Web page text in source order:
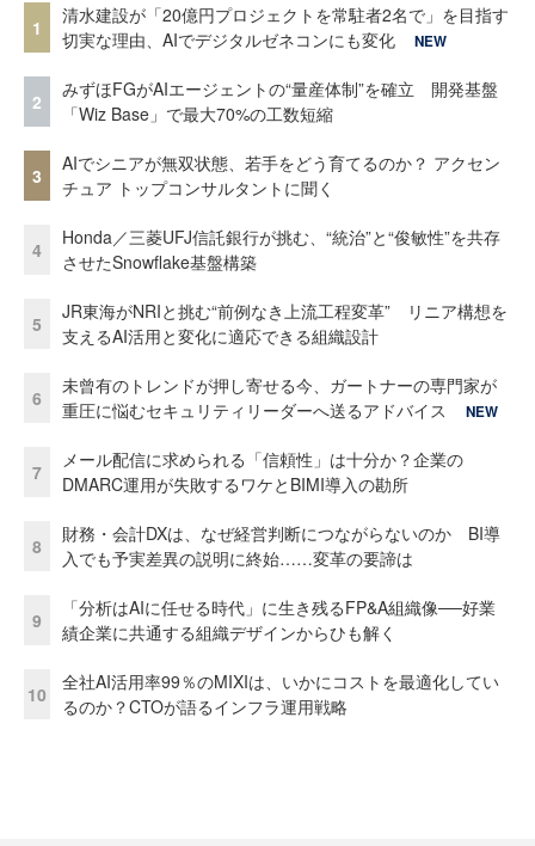
1
清水建設が「20億円プロジェクトを常駐者2名で」を目指す
切実な理由、AIでデジタルゼネコンにも変化
NEW
2
みずほFGがAIエージェントの“量産体制”を確立 開発基盤
「Wiz Base」で最大70%の工数短縮
3
AIでシニアが無双状態、若手をどう育てるのか？ アクセン
チュア トップコンサルタントに聞く
4
Honda／三菱UFJ信託銀行が挑む、“統治”と“俊敏性”を共存
させたSnowflake基盤構築
5
JR東海がNRIと挑む“前例なき上流工程変革” リニア構想を
支えるAI活用と変化に適応できる組織設計
6
未曾有のトレンドが押し寄せる今、ガートナーの専門家が
重圧に悩むセキュリティリーダーへ送るアドバイス
NEW
7
メール配信に求められる「信頼性」は十分か？企業の
DMARC運用が失敗するワケとBIMI導入の勘所
8
財務・会計DXは、なぜ経営判断につながらないのか BI導
入でも予実差異の説明に終始……変革の要諦は
9
「分析はAIに任せる時代」に生き残るFP&A組織像──好業
績企業に共通する組織デザインからひも解く
10
全社AI活用率99％のMIXIは、いかにコストを最適化してい
るのか？CTOが語るインフラ運用戦略